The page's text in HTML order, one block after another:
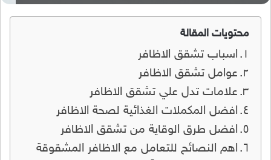
محتويات المقالة
اسباب تشقق الاظافر
عوامل تشقق الاظافر
علامات تدل علي تشقق الاظافر
افضل المكملات الغذائية لصحة الاظافر
افضل طرق الوقاية من تشقق الاظافر
اهم النصائح للتعامل مع الاظافر المشقوقة